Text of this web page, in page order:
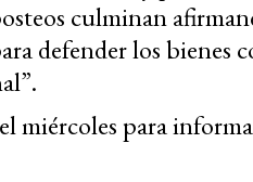
culminan
defender los bienes
miércoles para